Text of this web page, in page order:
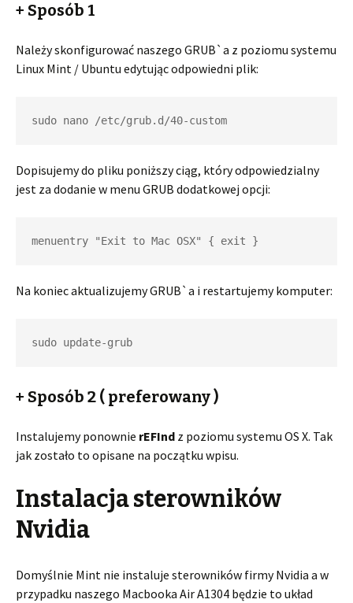
+ Sposób 1
Należy skonfigurować naszego GRUB`a z poziomu systemu
Linux Mint / Ubuntu edytując odpowiedni plik:
sudo nano /etc/grub.d/40-custom
Dopisujemy do pliku poniższy ciąg, który odpowiedzialny
jest za dodanie w menu GRUB dodatkowej opcji:
menuentry "Exit to Mac OSX" { exit }
Na koniec aktualizujemy GRUB`a i restartujemy komputer:
sudo update-grub
+ Sposób 2 ( preferowany )
Instalujemy ponownie rEFInd z poziomu systemu OS X. Tak
jak zostało to opisane na początku wpisu.
Instalacja sterowników
Nvidia
Domyślnie Mint nie instaluje sterowników firmy Nvidia a w
przypadku naszego Macbooka Air A1304 będzie to układ